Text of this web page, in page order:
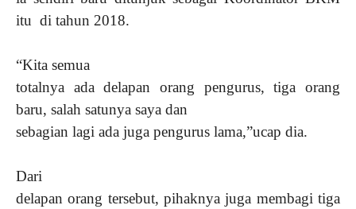
itu di tahun 2018.
“Kita semua
totalnya ada delapan orang pengurus, tiga orang
baru, salah satunya saya dan
sebagian lagi ada juga pengurus lama,”ucap dia.
Dari
delapan orang tersebut, pihaknya juga membagi tiga